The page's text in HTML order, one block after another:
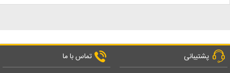
پشتیبانی تماس با ما